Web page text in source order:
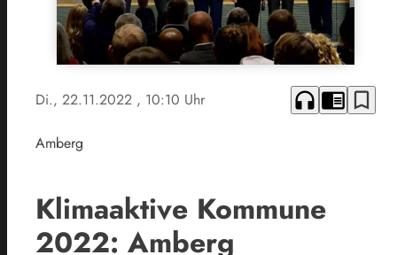
Di., 22.11.2022 , 10:10 Uhr headphones chrome_reader_mode bookmark_border
Amberg
Klimaaktive Kommune
2022: Amberg